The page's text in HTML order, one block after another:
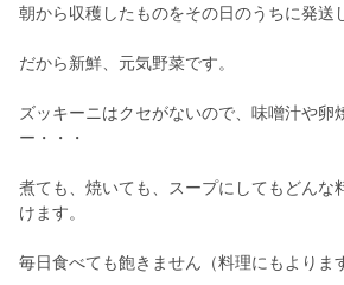
朝から収穫したものをその日のうちに発送
だから新鮮、元気野菜です。
ズッキーニはクセがないので、味噌汁や卵
ー・・・
煮ても、焼いても、スープにしてもどんな
けます。
毎日食べても飽きません（料理にもよりま